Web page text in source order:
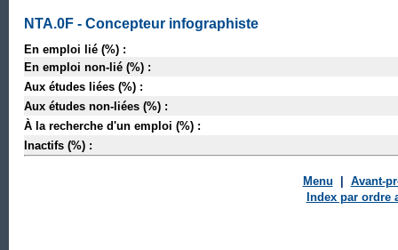
NTA.0F - Concepteur infographiste
En emploi lié (%) :
En emploi non-lié (%) :
Aux études liées (%) :
Aux études non-liées (%) :
À la recherche d'un emploi (%) :
Inactifs (%) :
Menu
Avant-
Index par ordre